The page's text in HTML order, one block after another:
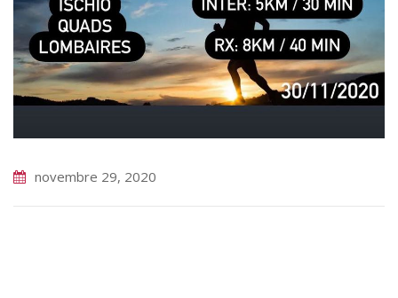
novembre 29, 2020